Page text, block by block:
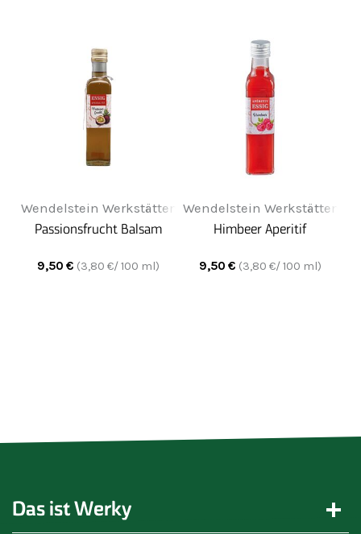
Wendelstein Werkstätten
Passionsfrucht Balsam
9,50 € (3,80 €/ 100 ml)
Wendelstein Werkstätten
Himbeer Aperitif
9,50 € (3,80 €/ 100 ml)
Das ist Werky